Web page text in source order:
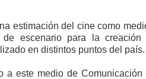
estimación del cine como
de escenario para la
en distintos puntos del país.
a este medio de